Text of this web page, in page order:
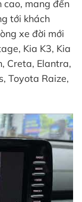
cao, mang đến
tới khách
xe đời mới
Kia K3, Kia
Creta, Elantra,
Toyota Raize,